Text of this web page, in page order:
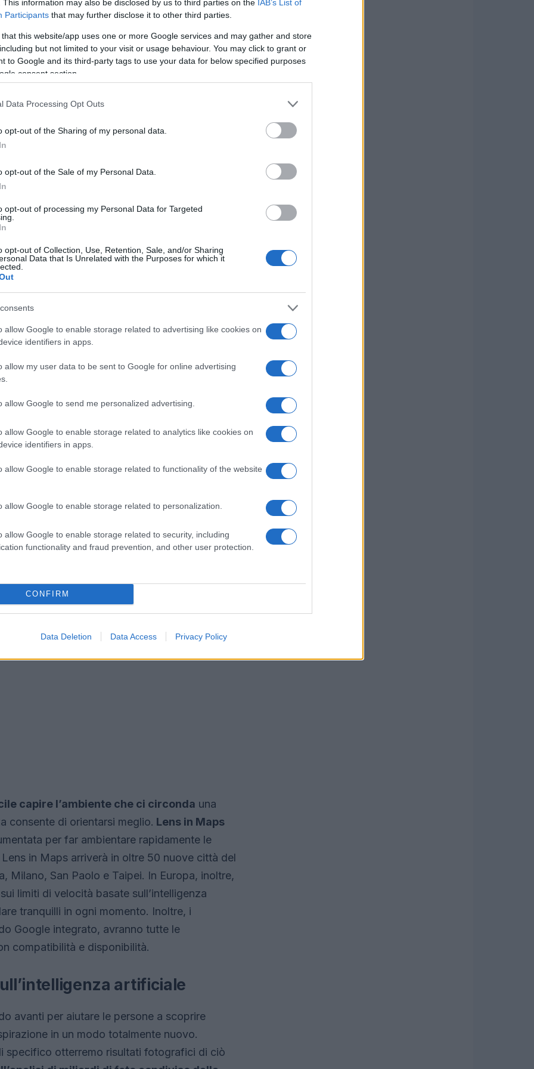
This information may also be disclosed by us to third parties on the IAB’s List of
Participants that may further disclose it to other third parties.
that this website/app uses one or more Google services and may gather and store
but not limited to your visit or usage behaviour. You may click to grant or
to Google and its third-party tags to use your data for below specified purposes
consent section.
Data Processing Opt Outs
opt-out of the Sharing of my personal data.
opt-out of the Sale of my Personal Data.
opt-out of processing my Personal Data for Targeted
opt-out of Collection, Use, Retention, Sale, and/or Sharing
Data that Is Unrelated with the Purposes for which it
allow Google to enable storage related to advertising like cookies on
identifiers in apps.
allow my user data to be sent to Google for online advertising
allow Google to send me personalized advertising.
allow Google to enable storage related to analytics like cookies on
identifiers in apps.
allow Google to enable storage related to functionality of the website
allow Google to enable storage related to personalization.
allow Google to enable storage related to security, including
functionality and fraud prevention, and other user protection.
CONFIRM
Data Deletion Data Access Privacy Policy
artificiale facilita la
ma ora, grazie all’intelligenza
davvero incredibili. Sono stati annunciati
dipianificare e navigare in sicurezza
l’ispirazione per le cose da fare.Google
di indicazioni stradali ogni giorno
Immersive View for routes, un modo
del proprio viaggio. Da questa settimana
ad Amsterdam, Dublino, Firenze, Londra,
Jose, Tokyo e Venezia. Il percorso viene
dall’inizio alla fine, in modo da
già sul posto
meteorologiche. In questo modo si
troppo traffico, per esempio. Il tutto basato
luoghi, che usal’intelligenza artificiale per
View, satellitari e aeree
punti di riferimento.
capire l’ambiente che ci circonda una
consente di orientarsi meglio. Lens in Maps
per far ambientare rapidamente le
in Maps arriverà in oltre 50 nuove città del
Milano, San Paolo e Taipei. In Europa, inoltre,
limiti di velocità basate sull’intelligenza
tranquilli in ogni momento. Inoltre, i
Google integrato, avranno tutte le
compatibilità e disponibilità.
artificiale
avanti per aiutare le persone a scoprire
in un modo totalmente nuovo.
specifico otterremo risultati fotografici di ciò